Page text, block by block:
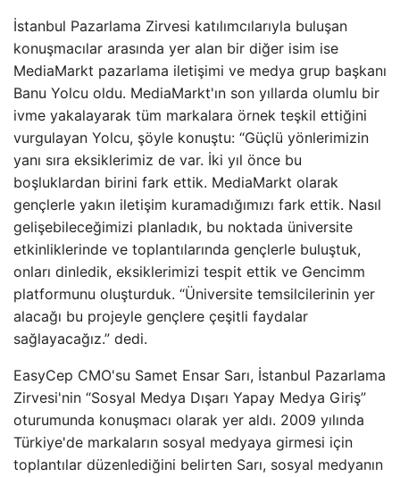
İstanbul Pazarlama Zirvesi katılımcılarıyla buluşan
konuşmacılar arasında yer alan bir diğer isim ise
MediaMarkt pazarlama iletişimi ve medya grup başkanı
Banu Yolcu oldu. MediaMarkt'ın son yıllarda olumlu bir
ivme yakalayarak tüm markalara örnek teşkil ettiğini
vurgulayan Yolcu, şöyle konuştu: “Güçlü yönlerimizin
yanı sıra eksiklerimiz de var. İki yıl önce bu
boşluklardan birini fark ettik. MediaMarkt olarak
gençlerle yakın iletişim kuramadığımızı fark ettik. Nasıl
gelişebileceğimizi planladık, bu noktada üniversite
etkinliklerinde ve toplantılarında gençlerle buluştuk,
onları dinledik, eksiklerimizi tespit ettik ve Gencimm
platformunu oluşturduk. “Üniversite temsilcilerinin yer
alacağı bu projeyle gençlere çeşitli faydalar
sağlayacağız.” dedi.
EasyCep CMO'su Samet Ensar Sarı, İstanbul Pazarlama
Zirvesi'nin “Sosyal Medya Dışarı Yapay Medya Giriş”
oturumunda konuşmacı olarak yer aldı. 2009 yılında
Türkiye'de markaların sosyal medyaya girmesi için
toplantılar düzenlediğini belirten Sarı, sosyal medyanın